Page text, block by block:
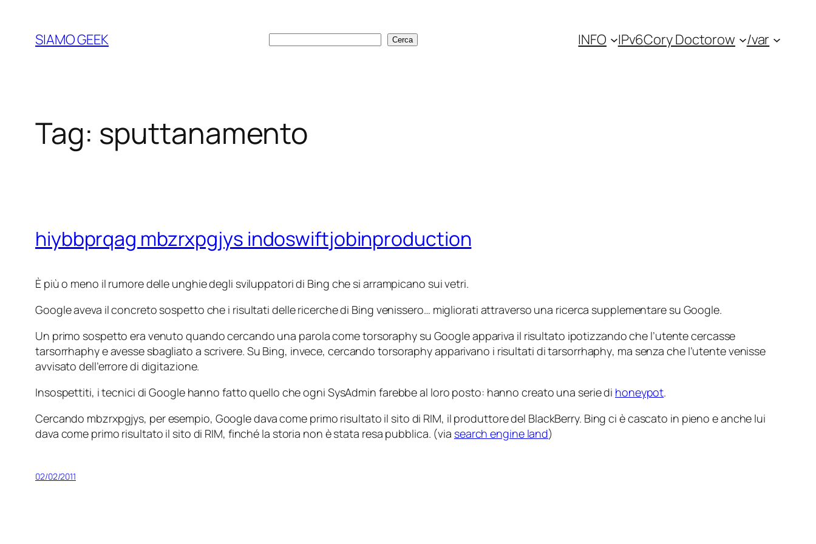
contenuto
SIAMO GEEK Cerca Cerca INFO IPv6Cory Doctorow /var
Tag: sputtanamento
hiybbprqag mbzrxpgjys indoswiftjobinproduction
È più o meno il rumore delle unghie degli sviluppatori di Bing che si arrampicano sui vetri.
Google aveva il concreto sospetto che i risultati delle ricerche di Bing venissero… migliorati attraverso una ricerca supplementare su Google.
Un primo sospetto era venuto quando cercando una parola cometorsoraphysu Google appariva il risultato ipotizzando che l’utente cercasse
tarsorrhaphye avesse sbagliato a scrivere. Su Bing, invece, cercandotorsoraphyapparivano i risultati ditarsorrhaphy, ma senza che l’utente venisse
avvisato dell’errore di digitazione.
Insospettiti, i tecnici di Google hanno fatto quello che ogni SysAdmin farebbe al loro posto: hanno creato una serie di honeypot.
Cercando mbzrxpgjys, per esempio, Google dava come primo risultato il sito di RIM, il produttore del BlackBerry. Bing ci è cascato in pieno e anche lui
dava come primo risultato il sito di RIM, finché la storia non è stata resa pubblica. (via search engine land)
02/02/2011